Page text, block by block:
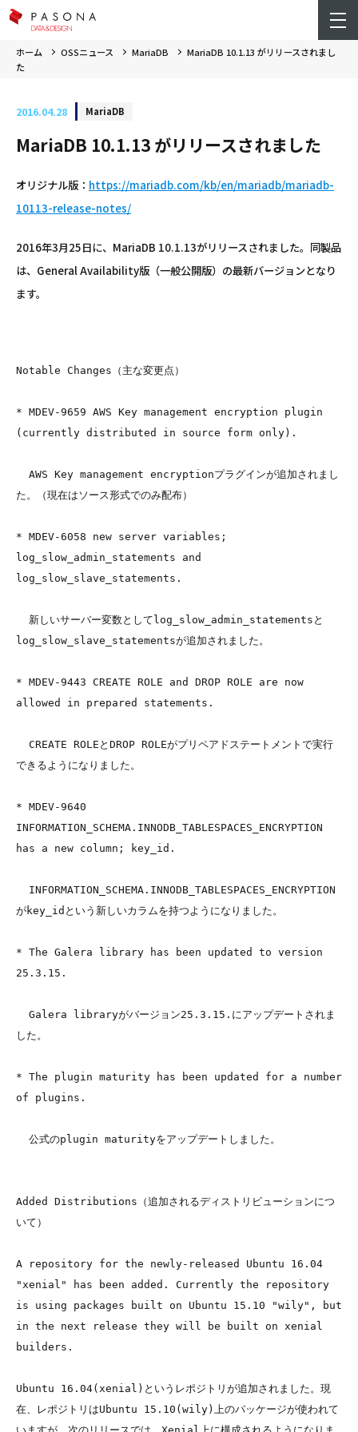
ホーム OSSニュース MariaDB
MariaDB 10.1.13 がリリースされまし
た
2016.04.28 MariaDB
MariaDB 10.1.13 がリリースされました
オリジナル版： https://mariadb.com/kb/en/mariadb/mariadb-
10113-release-notes/
2016年3月25日に、MariaDB 10.1.13がリリースされました。同製品
は、General Availability版（一般公開版）の最新バージョンとなり
ます。
Notable Changes（主な変更点）
* MDEV-9659 AWS Key management encryption plugin
(currently distributed in source form only).
た。（現在はソース形式でのみ配布）
* MDEV-6058 new server variables;
log_slow_admin_statements and
log_slow_slave_statements.
log_slow_slave_statementsが追加されました。
* MDEV-9443 CREATE ROLE and DROP ROLE are now
allowed in prepared statements.
できるようになりました。
* MDEV-9640
INFORMATION_SCHEMA.INNODB_TABLESPACES_ENCRYPTION
has a new column; key_id.
がkey_idという新しいカラムを持つようになりました。
* The Galera library has been updated to version
25.3.15.
した。
* The plugin maturity has been updated for a number
of plugins.
Added Distributions（追加されるディストリビューションにつ
いて）
A repository for the newly-released Ubuntu 16.04
"xenial" has been added. Currently the repository
is using packages built on Ubuntu 15.10 "wily", but
in the next release they will be built on xenial
builders.
Ubuntu 16.04(xenial)というレポジトリが追加されました。現
在、レポジトリはUbuntu 15.10(wily)上のパッケージが使われて